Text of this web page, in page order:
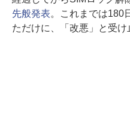
先般発表。これまでは180
ただけに、「改悪」と受け